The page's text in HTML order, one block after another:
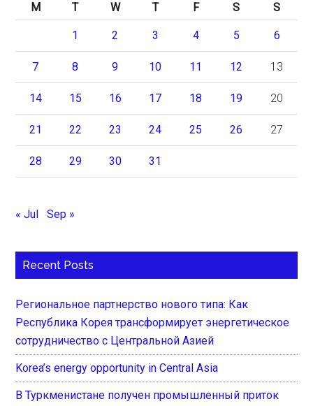
M
T W T F S S
1 2 3 4 5 6
7 8 9 10 11 12 13
14 15 16 17 18 19 20
21 22 23 24 25 26 27
28 29 30 31
« Jul Sep »
Recent Posts
Региональное партнерство нового типа: Как
Республика Корея трансформирует энергетическое
сотрудничество с Центральной Азией
Korea’s energy opportunity in Central Asia
В Туркменистане получен промышленный приток